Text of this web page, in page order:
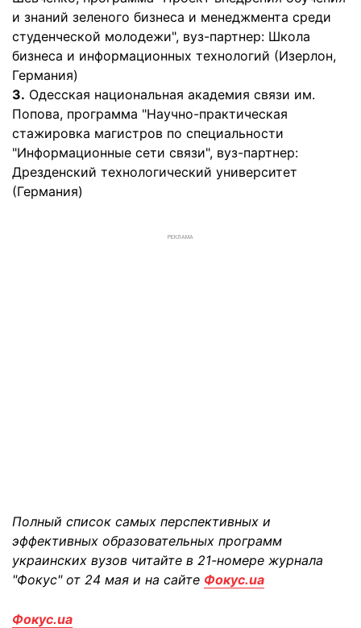
и знаний зеленого бизнеса и менеджмента среди
студенческой молодежи", вуз-партнер: Школа
бизнеса и информационных технологий (Изерлон,
Германия)
3. Одесская национальная академия связи им.
Попова, программа "Научно-практическая
стажировка магистров по специальности
"Информационные сети связи", вуз-партнер:
Дрезденский технологический университет
(Германия)
РЕКЛАМА
Полный список самых перспективных и
эффективных образовательных программ
украинских вузов читайте в 21-номере журнала
"Фокус" от 24 мая и на сайте Фокус.ua
Фокус.ua